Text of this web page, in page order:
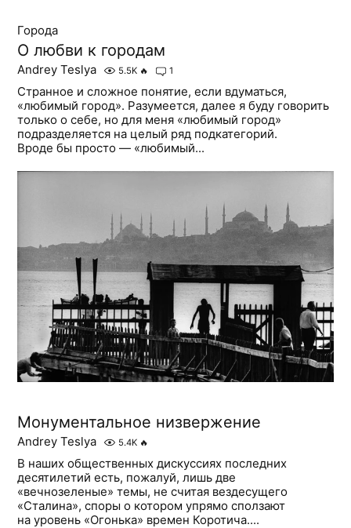
Города
О любви к городам
Andrey Teslya 5.5K 🔥 1
Странное и сложное понятие, если вдуматься,
«любимый город». Разумеется, далее я буду говорить
только о себе, но для меня «любимый город»
подразделяется на целый ряд подкатегорий.
Вроде бы просто — «любимый...
Монументальное низвержение
Andrey Teslya 5.4K 🔥
В наших общественных дискуссиях последних
десятилетий есть, пожалуй, лишь две
«вечнозеленые» темы, не считая вездесущего
«Сталина», споры о котором упрямо сползают
на уровень «Огонька» времен Коротича....